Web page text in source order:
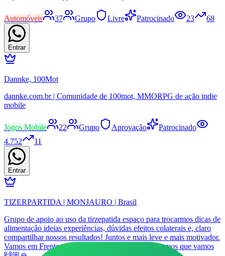
Automóveis 37 Grupo Livre Patrocinado 23 68
Entrar
Dannke, 100Mot
dannke.com.br | Comunidade de 100mot, MMORPG de ação indie
mobile
Jogos Mobile 22 Grupo Aprovação
Patrocinado
4.752
11
Entrar
TIZERPARTIDA | MONJAURO | Brasil
Grupo de apoio ao uso da tirzepatida espaço para trocarmos dicas de
alimentação ideias experiências, dúvidas efeitos colaterais e, claro
compartilhar nossos resultados! Juntos e mais leve e mais motivador.
Vamos em Frente, rumo ao nosso melhor, 2026, vamos que vamos